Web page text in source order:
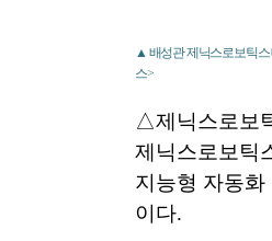
▲ 배성관 제닉스로보틱스
스>
△제닉스로보
제닉스로보틱
지능형 자동
이다.